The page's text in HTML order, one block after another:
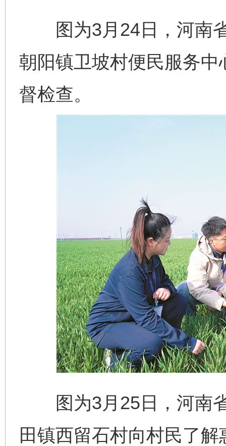
图为3月24日，河南省
朝阳镇卫坡村便民服务中
督检查。
图为3月25日，河南省
田镇西留石村向村民了